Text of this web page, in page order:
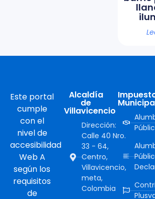
Este portal
cumple
con el
nivel de
accesibilidad
Web A
según los
requisitos
de
Alcaldía
de
Villavicencio
Dirección:
Calle 40 Nro.
33 - 64,
Centro,
Villavicencio,
meta,
Colombia